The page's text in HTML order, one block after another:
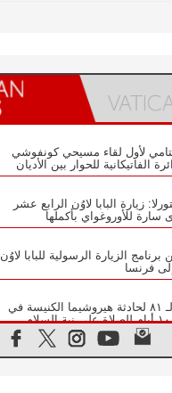
لأول لقاء مسيحي كونفوشي
الفاتيكانية للحوار بين الأديان
زيارة البابا لاوُن الرابع عشر
للأوروغواي بأكملها
برنامج الزيارة الرسولية للبابا لاوُن
فرنسا
في الذكرى الـ ٨١ لحادثة هيروشيما الكنيسة في
زيارة البابا ستعزز